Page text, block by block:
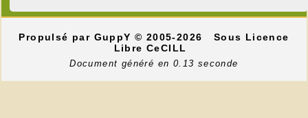
Propulsé par GuppY© 2005-2026
Sous Licence
Libre CeCILL
Document généré en 0.13 seconde